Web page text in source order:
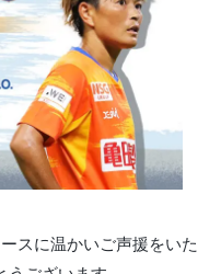
スに温かいご声援をいた